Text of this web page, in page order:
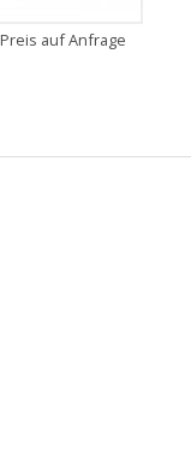
Preis auf Anfrage